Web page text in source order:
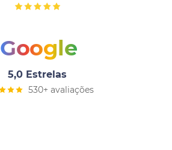
Google
5,0 Estrelas
530+ avaliações